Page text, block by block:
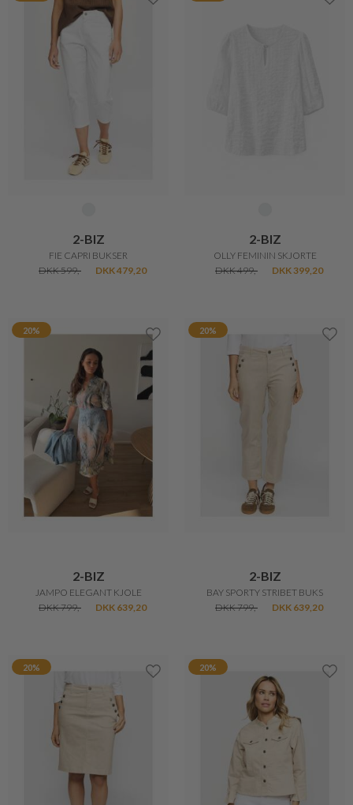
2-BIZ
FIE CAPRI BUKSER
DKK 599,-
DKK 479,20
2-BIZ
OLLY FEMININ SKJORTE
DKK 499,-
DKK 399,20
20%
2-BIZ
JAMPO ELEGANT KJOLE
DKK 799,-
DKK 639,20
20%
2-BIZ
BAY SPORTY STRIBET BUKS
DKK 799,-
DKK 639,20
20% 20%